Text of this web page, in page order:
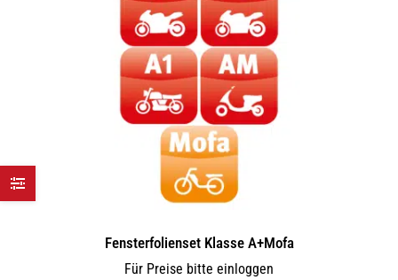
Fensterfolienset Klasse A+Mofa
Für Preise bitte einloggen